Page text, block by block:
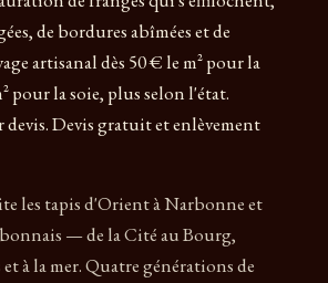
de bordures abîmées et de
artisanal dès 50 € le m² pour la
pour la soie, plus selon l'état.
Devis gratuit et enlèvement
les tapis d'Orient à Narbonne et
— de la Cité au Bourg,
à la mer. Quatre générations de